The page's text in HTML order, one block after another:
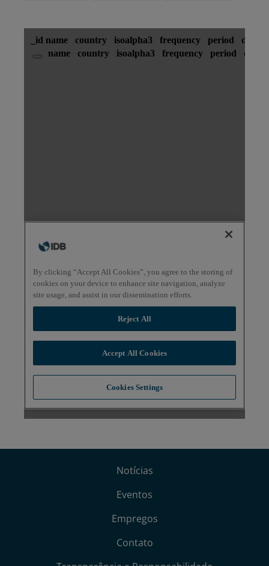
Notícias
Eventos
Empregos
Contato